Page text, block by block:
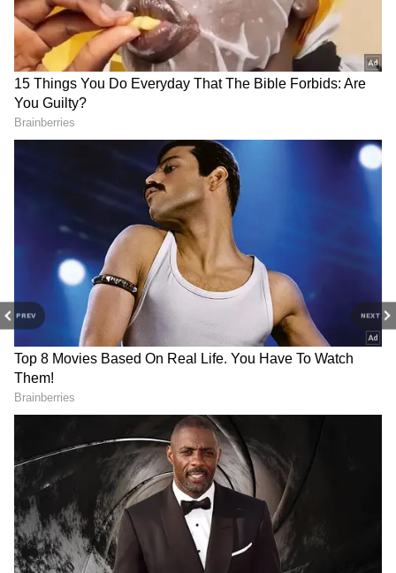
PREV NEXT
‘తండేల్’పై భారీ అంచనాలు ఉండటంతో నాన్ థియేట్రికల్
రైట్స్ రూపంలో ఈ సినిమా పెద్ద మొత్తంలో ఆదాయం
రాబట్టింది. సినిమా నెట్‌ఫ్లిక్స్ నుంచి రూ.35 కోట్లు, ఆడియో
రైట్స్ రూపంలో రూ.7 కోట్లు, హిందీ డబ్బింగ్ హక్కుల ద్వారా
రూ.8 కోట్లు, శాటిలైట్ హక్కుల ద్వారా రూ.10 కోట్లు
రాబట్టినట్లు వినికిడి. మొత్తంగా నాన్-థియేట్రికల్ డీల్ రూ.60
కోట్లకు పైగా జరిగింది.